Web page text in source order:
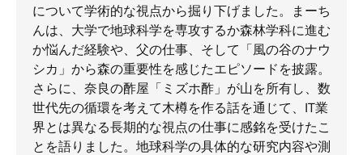
について学術的な視点から掘り下げました。まーち
んは、大学で地球科学を専攻するか森林学科に進む
か悩んだ経験や、父の仕事、そして「風の谷のナウ
シカ」から森の重要性を感じたエピソードを披露。
さらに、奈良の酢屋「ミズホ酢」が山を所有し、数
世代先の循環を考えて木樽を作る話を通じて、IT業
界とは異なる長期的な視点の仕事に感銘を受けたこ
とを語りました。地球科学の具体的な研究内容や測